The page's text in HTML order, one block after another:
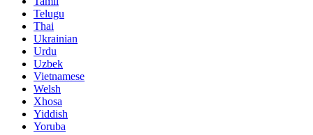
Telugu
Thai
Ukrainian
Urdu
Uzbek
Vietnamese
Welsh
Xhosa
Yiddish
Yoruba